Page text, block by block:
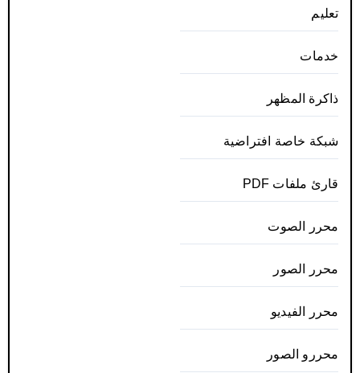
تعليم
خدمات
ذاكرة المظهر
شبكة خاصة افتراضية
قارئ ملفات PDF
محرر الصوت
محرر الصور
محرر الفيديو
محررو الصور